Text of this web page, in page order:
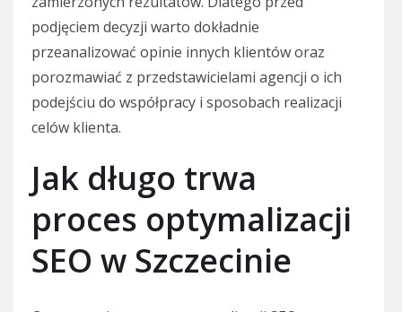
podjęciem decyzji warto dokładnie
przeanalizować opinie innych klientów oraz
porozmawiać z przedstawicielami agencji o ich
podejściu do współpracy i sposobach realizacji
celów klienta.
Jak długo trwa
proces optymalizacji
SEO w Szczecinie